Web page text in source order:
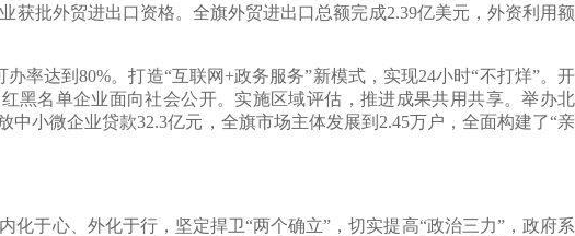
批外贸进出口资格。全旗外贸进出口总额完成2.39亿美元，外资利用额
达到80%。打造“互联网+政务服务”新模式，实现24小时“不打烊”。开
黑名单企业面向社会公开。实施区域评估，推进成果共用共享。举办北
小微企业贷款32.3亿元，全旗市场主体发展到2.45万户，全面构建了“亲
于心、外化于行，坚定捍卫“两个确立”，切实提高“政治三力”，政府系